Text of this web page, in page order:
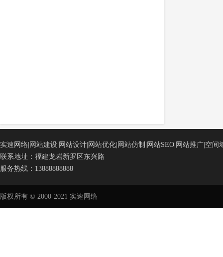
实速网络|网站建设|网站设计|网站优化|网站仿制|网站SEO|网站推广|空
联系地址：福建龙岩新罗区东兴路
服务热线：13888888888
版权所有 © 2000-2021 实速网络